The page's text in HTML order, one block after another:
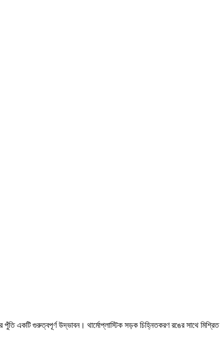
একটি গুরুত্বপূর্ণ উদ্ভাবন। থার্মোপ্লাস্টিক সড়ক চিহ্নিতকরণ রঙের সাথে